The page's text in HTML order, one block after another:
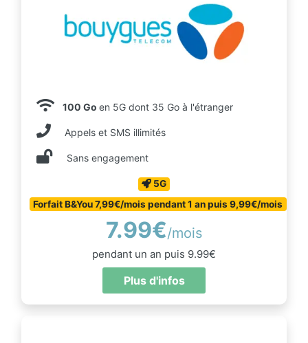
100 Go en 5G dont 35 Go à l'étranger
Appels et SMS illimités
Sans engagement
5G
Forfait B&You 7,99€/mois pendant 1 an puis 9,99€/mois
7.99€/mois
pendant un an puis 9.99€
Plus d'infos